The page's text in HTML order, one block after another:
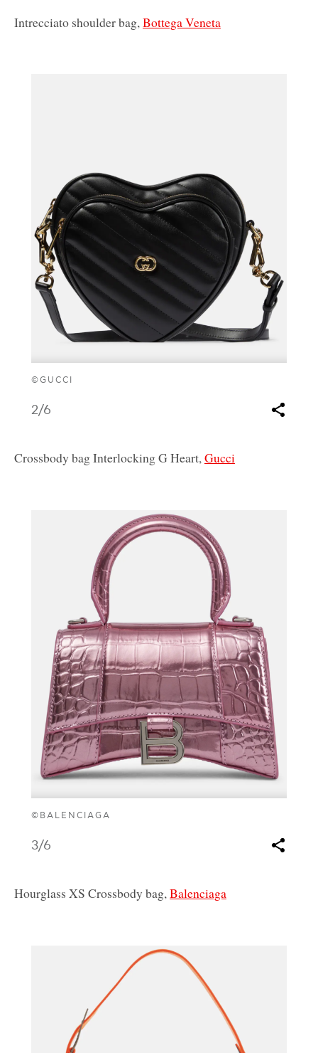
Intrecciato shoulder bag, Bottega Veneta
©GUCCI
2/6
Crossbody bag Interlocking G Heart,Gucci
©BALENCIAGA
3/6
Hourglass XS Crossbody bag,Balenciaga